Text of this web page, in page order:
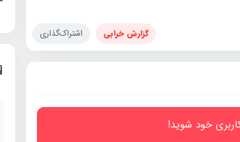
گزارش خرابی اشتراک‌گذاری
خود شوید!